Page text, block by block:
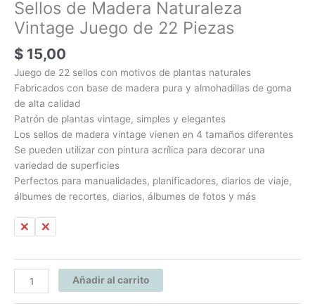
Sellos de Madera Naturaleza
Vintage Juego de 22 Piezas
$ 15,00
Juego de 22 sellos con motivos de plantas naturales
Fabricados con base de madera pura y almohadillas de goma
de alta calidad
Patrón de plantas vintage, simples y elegantes
Los sellos de madera vintage vienen en 4 tamaños diferentes
Se pueden utilizar con pintura acrílica para decorar una
variedad de superficies
Perfectos para manualidades, planificadores, diarios de viaje,
álbumes de recortes, diarios, álbumes de fotos y más
A B
Añadir al carrito